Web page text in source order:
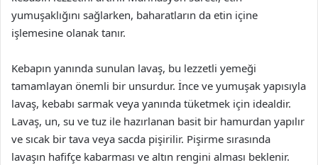
yumuşaklığını sağlarken, baharatların da etin içine
işlemesine olanak tanır.
Kebapın yanında sunulan lavaş, bu lezzetli yemeği
tamamlayan önemli bir unsurdur. İnce ve yumuşak yapısıyla
lavaş, kebabı sarmak veya yanında tüketmek için idealdir.
Lavaş, un, su ve tuz ile hazırlanan basit bir hamurdan yapılır
ve sıcak bir tava veya sacda pişirilir. Pişirme sırasında
lavaşın hafifçe kabarması ve altın rengini alması beklenir.